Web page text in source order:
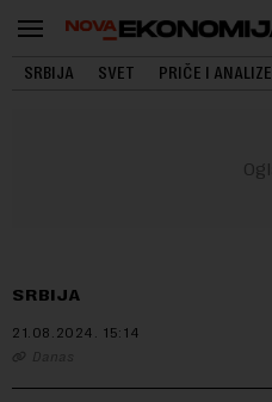
SRBIJA SVET PRIČE I ANALIZE
SRBIJA
21.08.2024. 15:14
Danas